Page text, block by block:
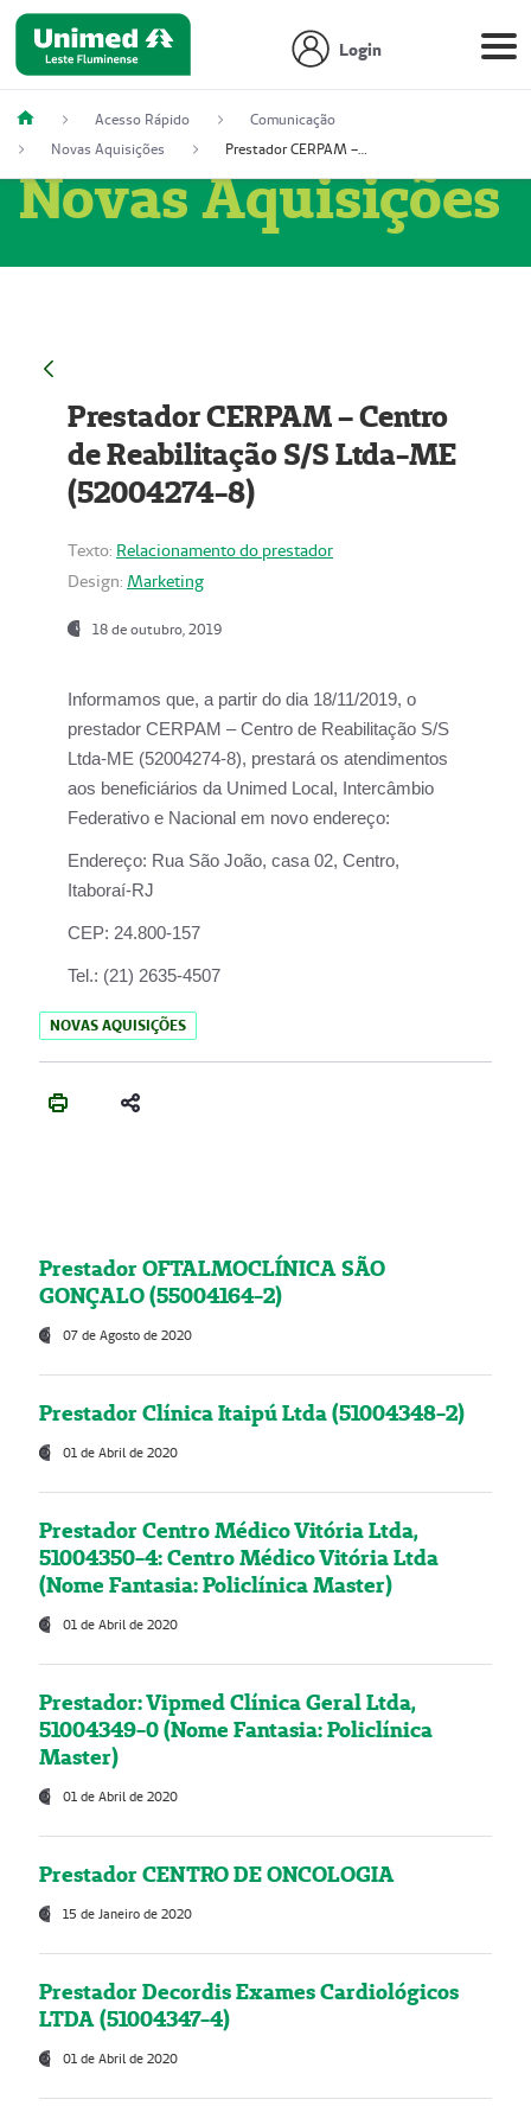
Login
Acesso Rápido
Comunicação
Novas Aquisições
Prestador CERPAM – Centro de Reabilitação S/S Ltda-ME (52004274-8)
Novas Aquisições
Prestador CERPAM – Centro
de Reabilitação S/S Ltda-ME
(52004274-8)
Texto: Relacionamento do prestador
Design: Marketing
18 de outubro, 2019
Informamos que, a partir do dia 18/11/2019, o
prestador CERPAM – Centro de Reabilitação S/S
Ltda-ME (52004274-8), prestará os atendimentos
aos beneficiários da Unimed Local, Intercâmbio
Federativo e Nacional em novo endereço:
Endereço: Rua São João, casa 02, Centro,
Itaboraí-RJ
CEP: 24.800-157
Tel.: (21) 2635-4507
NOVAS AQUISIÇÕES
Prestador OFTALMOCLÍNICA SÃO
GONÇALO (55004164-2)
07 de Agosto de 2020
Prestador Clínica Itaipú Ltda (51004348-2)
01 de Abril de 2020
Prestador Centro Médico Vitória Ltda,
51004350-4: Centro Médico Vitória Ltda
(Nome Fantasia: Policlínica Master)
01 de Abril de 2020
Prestador: Vipmed Clínica Geral Ltda,
51004349-0 (Nome Fantasia: Policlínica
Master)
01 de Abril de 2020
Prestador CENTRO DE ONCOLOGIA
15 de Janeiro de 2020
Prestador Decordis Exames Cardiológicos
LTDA (51004347-4)
01 de Abril de 2020